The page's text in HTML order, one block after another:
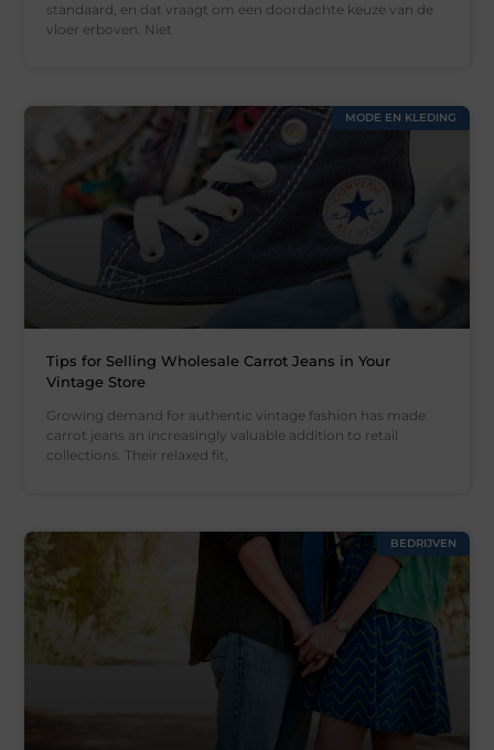
standaard, en dat vraagt om een doordachte keuze van de
vloer erboven. Niet
MODE EN KLEDING
Tips for Selling Wholesale Carrot Jeans in Your
Vintage Store
Growing demand for authentic vintage fashion has made
carrot jeans an increasingly valuable addition to retail
collections. Their relaxed fit,
BEDRIJVEN